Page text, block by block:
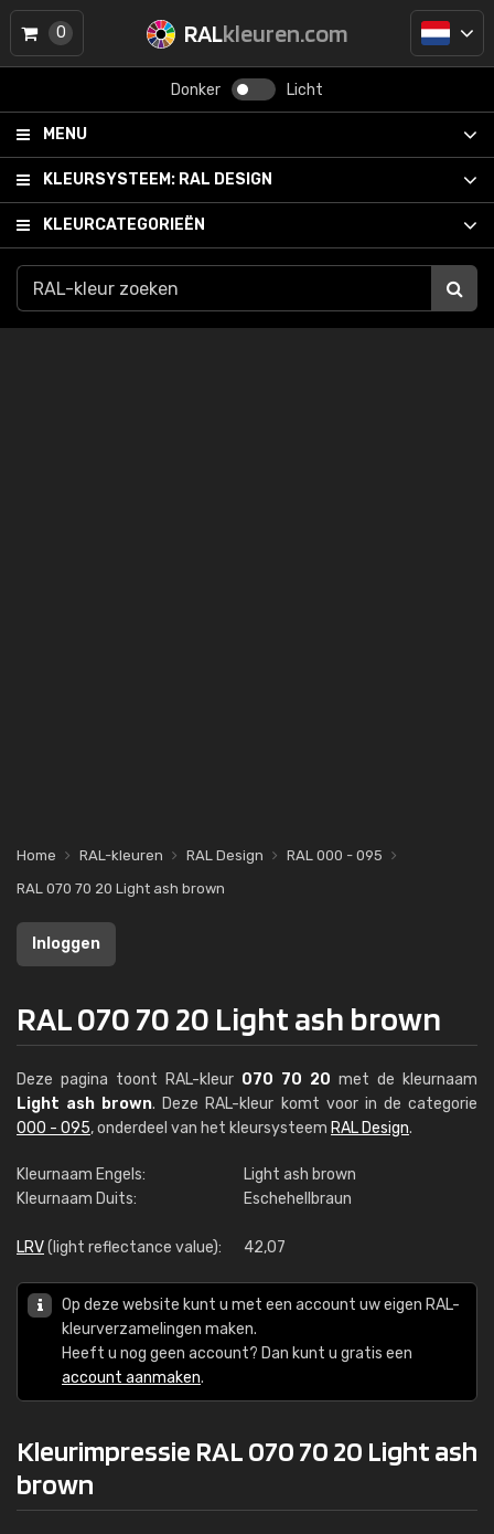
RALkleuren.com
Donker Licht
MENU
KLEURSYSTEEM: RAL DESIGN
KLEURCATEGORIEËN
0
Home RAL-kleuren RAL Design
RAL 000 - 095
RAL 070 70 20 Light ash brown
Inloggen
RAL 070 70 20 Light ash brown
Deze pagina toont RAL-kleur 070 70 20 met de kleurnaam
Light ash brown. Deze RAL-kleur komt voor in de categorie
000 - 095, onderdeel van het kleursysteem RAL Design.
Kleurnaam Engels:
Light ash brown
Kleurnaam Duits:
Eschehellbraun
LRV(light reflectance value): 42,07
Op deze website kunt u met een account uw eigen RAL-
kleurverzamelingen maken.
Heeft u nog geen account? Dan kunt u gratis een
account aanmaken.
Kleurimpressie RAL 070 70 20 Light ash
brown